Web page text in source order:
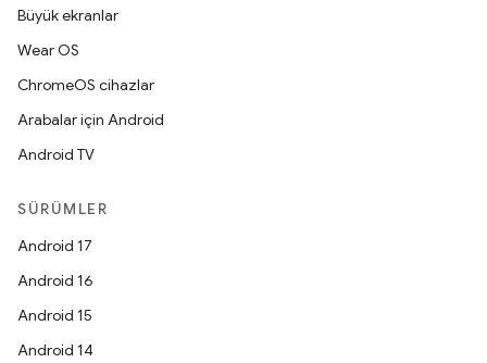
Büyük ekranlar
Wear OS
ChromeOS cihazlar
Arabalar için Android
Android TV
SÜRÜMLER
Android 17
Android 16
Android 15
Android 14